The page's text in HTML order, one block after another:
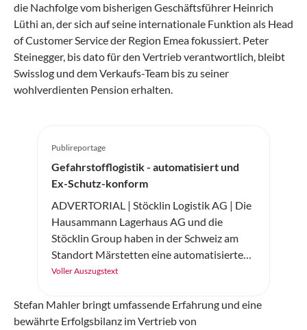
die Nachfolge vom bisherigen Geschäftsführer Heinrich
Lüthi an, der sich auf seine internationale Funktion als Head
of Customer Service der Region Emea fokussiert. Peter
Steinegger, bis dato für den Vertrieb verantwortlich, bleibt
Swisslog und dem Verkaufs-Team bis zu seiner
wohlverdienten Pension erhalten.
Publireportage
Gefahrstofflogistik - automatisiert und
Ex-Schutz-konform
ADVERTORIAL | Stöcklin Logistik AG | Die
Hausammann Lagerhaus AG und die
Stöcklin Group haben in der Schweiz am
Standort Märstetten eine automatisierte
Gefahrstoff- und Tiefkühllösung realisiert.
Voller Auszugstext
Stefan Mahler bringt umfassende Erfahrung und eine
bewährte Erfolgsbilanz im Vertrieb von